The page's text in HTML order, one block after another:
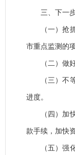
三、下一
（一）
市重点监测的
（二）做
（三）
进度。
（四）
款手续，加快
（五）